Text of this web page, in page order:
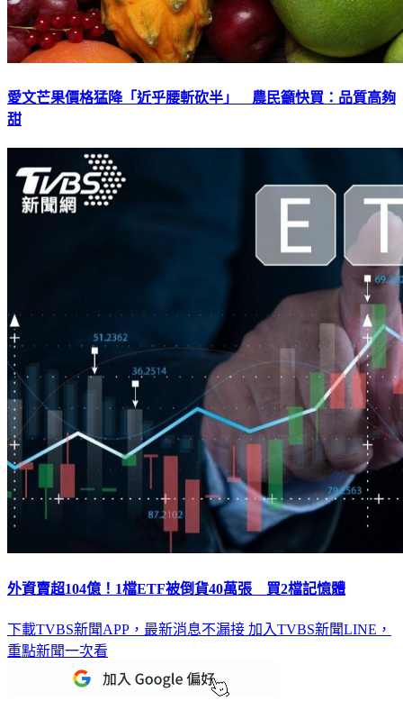
愛文芒果價格猛降「近乎腰斬砍半」 農民籲快買：品質高夠
甜
外資賣超104億！1檔ETF被倒貨40萬張 買2檔記憶體
下載TVBS新聞APP，最新消息不漏接 加入TVBS新聞LINE，
重點新聞一次看